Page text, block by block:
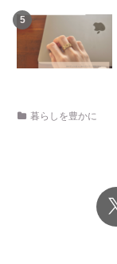
暮らしを豊かに